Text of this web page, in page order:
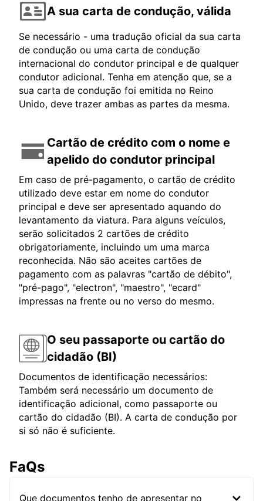
A sua carta de condução, válida
Se necessário - uma tradução oficial da sua carta
de condução ou uma carta de condução
internacional do condutor principal e de qualquer
condutor adicional. Tenha em atenção que, se a
sua carta de condução foi emitida no Reino
Unido, deve trazer ambas as partes da mesma.
Cartão de crédito com o nome e
apelido do condutor principal
Em caso de pré-pagamento, o cartão de crédito
utilizado deve estar em nome do condutor
principal e deve ser apresentado aquando do
levantamento da viatura. Para alguns veículos,
serão solicitados 2 cartões de crédito
obrigatoriamente, incluindo um uma marca
reconhecida. Não são aceites cartões de
pagamento com as palavras "cartão de débito",
"pré-pago", "electron", "maestro", "ecard"
impressas na frente ou no verso do mesmo.
O seu passaporte ou cartão do
cidadão (BI)
Documentos de identificação necessários:
Também será necessário um documento de
identificação adicional, como passaporte ou
cartão do cidadão (BI). A carta de condução por
si só não é suficiente.
FaQs
Que documentos tenho de apresentar no